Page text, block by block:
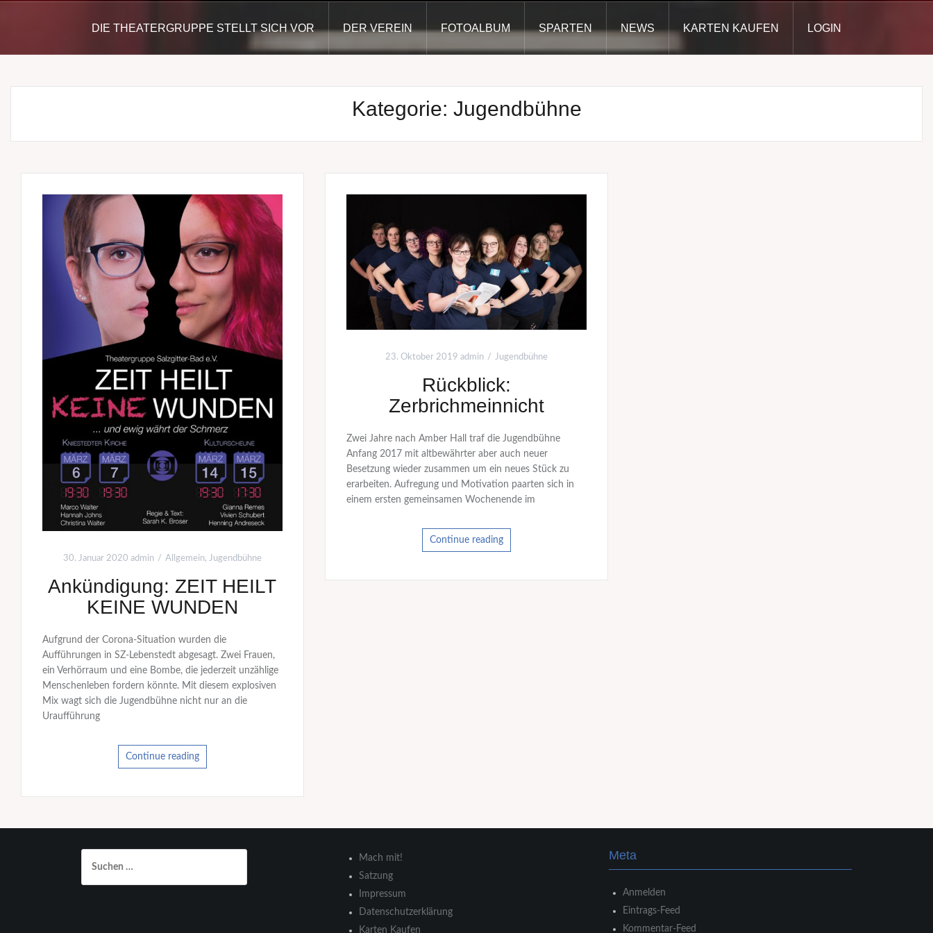
DIE THEATERGRUPPE STELLT SICH VOR DER VEREIN FOTOALBUM SPARTEN NEWS KARTEN KAUFEN LOGIN
Kategorie: Jugendbühne
30. Januar 2020 admin Allgemein, Jugendbühne
Ankündigung: ZEIT HEILT
KEINE WUNDEN
Aufgrund der Corona-Situation wurden die
Aufführungen in SZ-Lebenstedt abgesagt. Zwei Frauen,
ein Verhörraum und eine Bombe, die jederzeit unzählige
Menschenleben fordern könnte. Mit diesem explosiven
Mix wagt sich die Jugendbühne nicht nur an die
Uraufführung
Continue reading
23. Oktober 2019 admin Jugendbühne
Rückblick:
Zerbrichmeinnicht
Zwei Jahre nach Amber Hall traf die Jugendbühne
Anfang 2017 mit altbewährter aber auch neuer
Besetzung wieder zusammen um ein neues Stück zu
erarbeiten. Aufregung und Motivation paarten sich in
einem ersten gemeinsamen Wochenende im
Continue reading
nach:
Mach mit!
Satzung
Impressum
Datenschutzerklärung
Karten Kaufen
Meta
Anmelden
Eintrags-Feed
Kommentar-Feed